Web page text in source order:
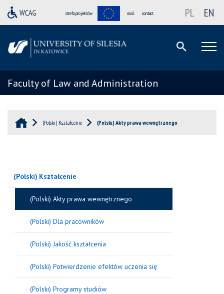
strefa projektów mail contact PL EN
Faculty of Law and Administration
(Polski) Kształcenie (Polski) Akty prawa wewnętrznego
(Polski) Kształcenie
(Polski) Akty prawa wewnętrznego
(Polski) Dla pracowników
(Polski) Jakość kształcenia
(Polski) Potwierdzenie efektów uczenia się
(Polski) Programy studiów